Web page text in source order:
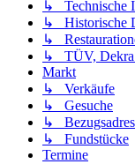
↳ Technische
↳ Historische
↳
↳ TÜV, Dekra
Markt
↳ Verkäufe
↳ Gesuche
↳
↳ Fundstücke
Termine